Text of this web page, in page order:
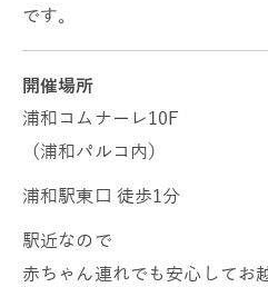
です。
開催場所
浦和コムナーレ10F
（浦和パルコ内）
浦和駅東口 徒歩1分
駅近なので
赤ちゃん連れでも安心してお